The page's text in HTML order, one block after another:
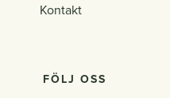
Kontakt
FÖLJ OSS